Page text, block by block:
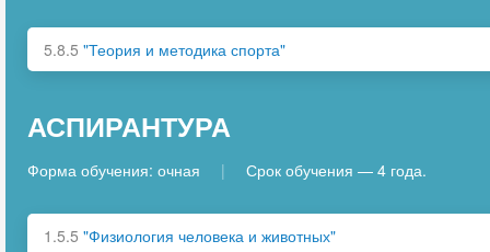
5.8.5 "Теория и методика спорта"
АСПИРАНТУРА
Форма обучения: очная | Срок обучения — 4 года.
1.5.5 "Физиология человека и животных"